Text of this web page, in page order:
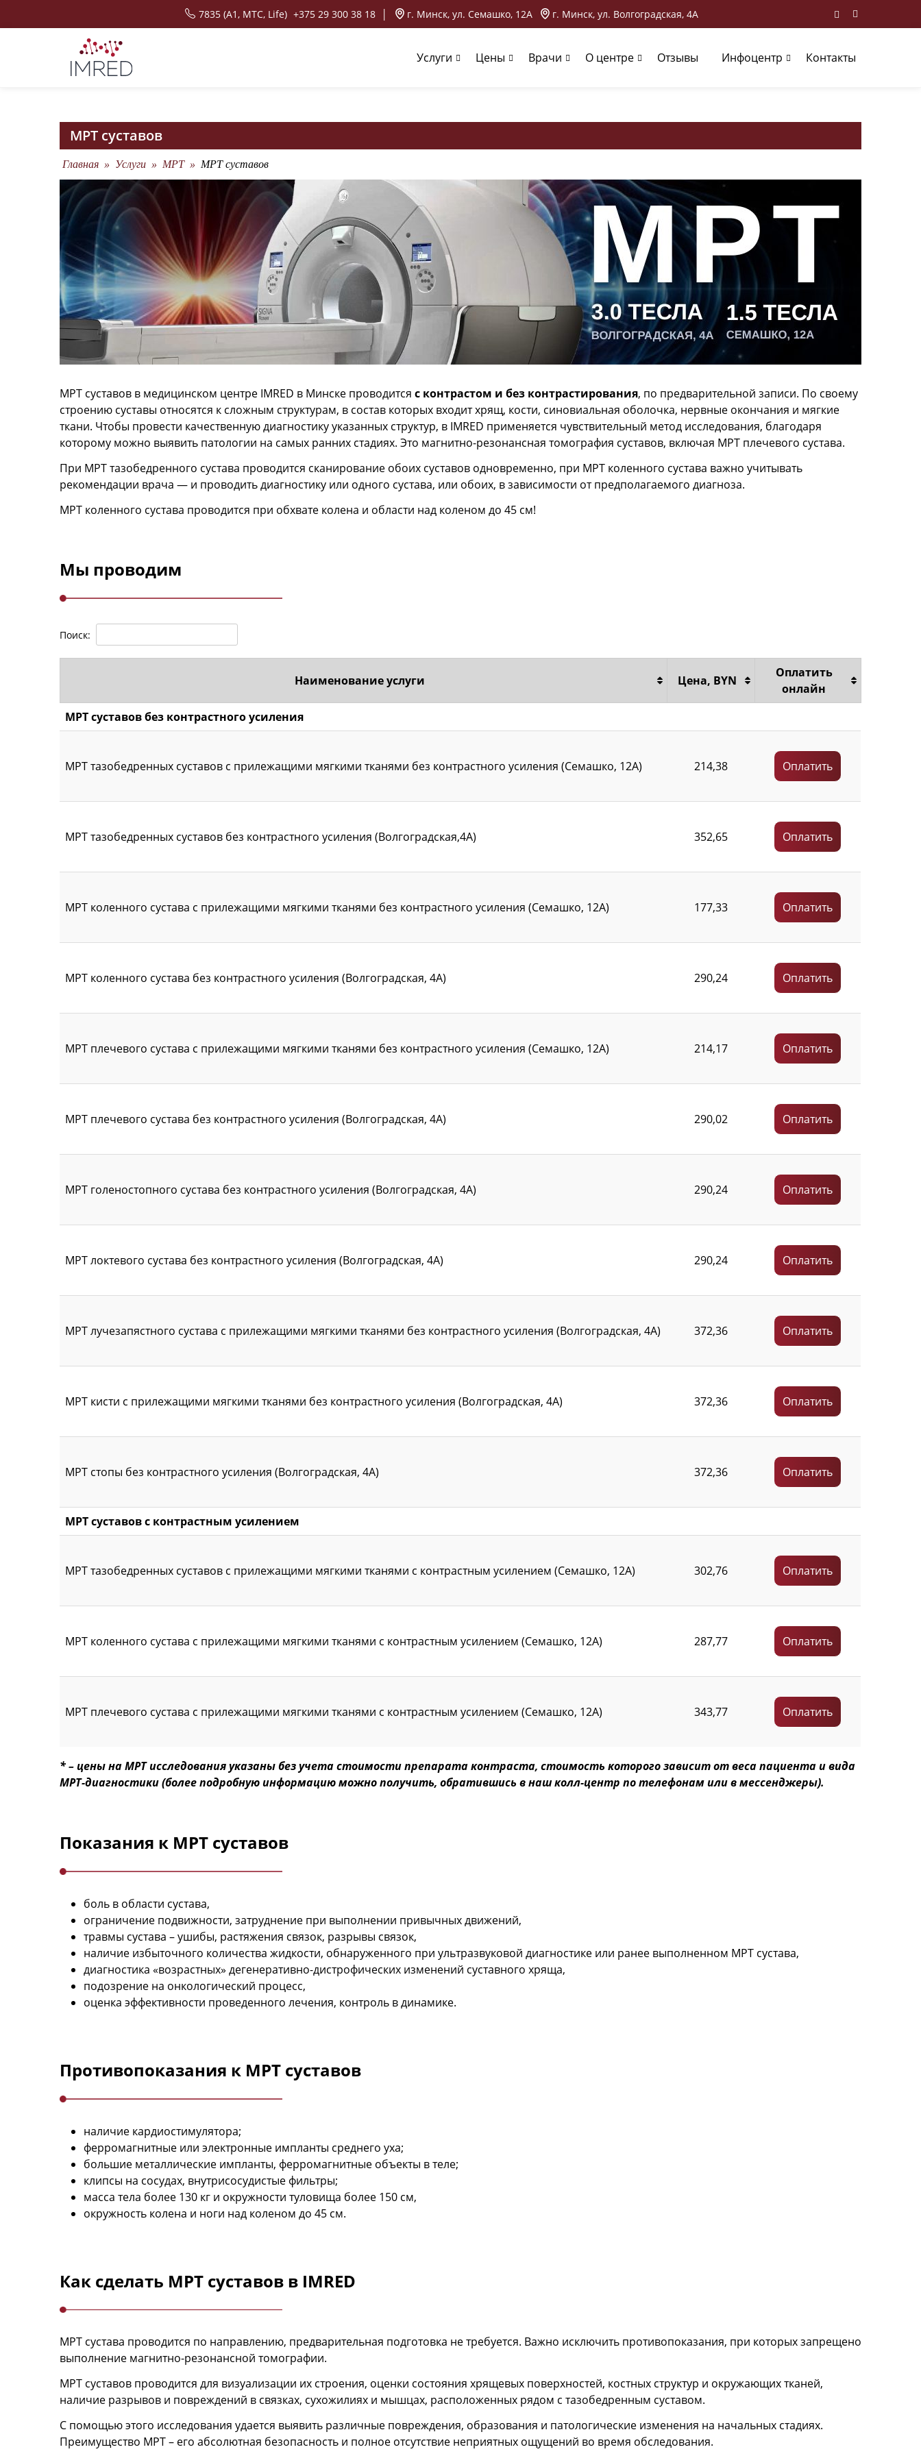
7835 (A1, MTC, Life) +375 29 300 38 18 г. Минск, ул. Семашко, 12А г. Минск, ул. Волгоградская, 4А
Услуги Цены Врачи О центре Отзывы Инфоцентр Контакты
МРТ суставов
Главная » Услуги » МРТ » МРТ суставов
МРТ суставов в медицинском центре IMRED в Минске проводится с контрастом и без контрастирования, по предварительной записи. По своему
строению суставы относятся к сложным структурам, в состав которых входит хрящ, кости, синовиальная оболочка, нервные окончания и мягкие
ткани. Чтобы провести качественную диагностику указанных структур, в IMRED применяется чувствительный метод исследования, благодаря
которому можно выявить патологии на самых ранних стадиях. Это магнитно-резонансная томография суставов, включая МРТ плечевого сустава.
При МРТ тазобедренного сустава проводится сканирование обоих суставов одновременно, при МРТ коленного сустава важно учитывать
рекомендации врача — и проводить диагностику или одного сустава, или обоих, в зависимости от предполагаемого диагноза.
МРТ коленного сустава проводится при обхвате колена и области над коленом до 45 см!
Мы проводим
Поиск:
Наименование услуги Цена, BYN
Оплатить
онлайн
МРТ суставов без контрастного усиления
МРТ тазобедренных суставов с прилежащими мягкими тканями без контрастного усиления (Семашко, 12А) 214,38 Оплатить
МРТ тазобедренных суставов без контрастного усиления (Волгоградская,4А) 352,65 Оплатить
МРТ коленного сустава с прилежащими мягкими тканями без контрастного усиления (Семашко, 12А) 177,33 Оплатить
МРТ коленного сустава без контрастного усиления (Волгоградская, 4А) 290,24 Оплатить
МРТ плечевого сустава с прилежащими мягкими тканями без контрастного усиления (Семашко, 12А) 214,17 Оплатить
МРТ плечевого сустава без контрастного усиления (Волгоградская, 4А) 290,02 Оплатить
МРТ голеностопного сустава без контрастного усиления (Волгоградская, 4А) 290,24 Оплатить
МРТ локтевого сустава без контрастного усиления (Волгоградская, 4А) 290,24 Оплатить
МРТ лучезапястного сустава с прилежащими мягкими тканями без контрастного усиления (Волгоградская, 4А) 372,36 Оплатить
МРТ кисти с прилежащими мягкими тканями без контрастного усиления (Волгоградская, 4А) 372,36 Оплатить
МРТ стопы без контрастного усиления (Волгоградская, 4А) 372,36 Оплатить
МРТ суставов с контрастным усилением
МРТ тазобедренных суставов с прилежащими мягкими тканями с контрастным усилением (Семашко, 12А) 302,76 Оплатить
МРТ коленного сустава с прилежащими мягкими тканями с контрастным усилением (Семашко, 12А) 287,77 Оплатить
МРТ плечевого сустава с прилежащими мягкими тканями с контрастным усилением (Семашко, 12А) 343,77 Оплатить
* – цены на МРТ исследования указаны без учета стоимости препарата контраста, стоимость которого зависит от веса пациента и вида
МРТ-диагностики (более подробную информацию можно получить, обратившись в наш колл-центр по телефонам или в мессенджеры).
Показания к МРТ суставов
боль в области сустава,
ограничение подвижности, затруднение при выполнении привычных движений,
травмы сустава – ушибы, растяжения связок, разрывы связок,
наличие избыточного количества жидкости, обнаруженного при ультразвуковой диагностике или ранее выполненном МРТ сустава,
диагностика «возрастных» дегенеративно-дистрофических изменений суставного хряща,
подозрение на онкологический процесс,
оценка эффективности проведенного лечения, контроль в динамике.
Противопоказания к МРТ суставов
наличие кардиостимулятора;
ферромагнитные или электронные импланты среднего уха;
большие металлические импланты, ферромагнитные объекты в теле;
клипсы на сосудах, внутрисосудистые фильтры;
масса тела более 130 кг и окружности туловища более 150 см,
окружность колена и ноги над коленом до 45 см.
Как сделать МРТ суставов в IMRED
МРТ сустава проводится по направлению, предварительная подготовка не требуется. Важно исключить противопоказания, при которых запрещено
выполнение магнитно-резонансной томографии.
МРТ суставов проводится для визуализации их строения, оценки состояния хрящевых поверхностей, костных структур и окружающих тканей,
наличие разрывов и повреждений в связках, сухожилиях и мышцах, расположенных рядом с тазобедренным суставом.
С помощью этого исследования удается выявить различные повреждения, образования и патологические изменения на начальных стадиях.
Преимущество МРТ – его абсолютная безопасность и полное отсутствие неприятных ощущений во время обследования.